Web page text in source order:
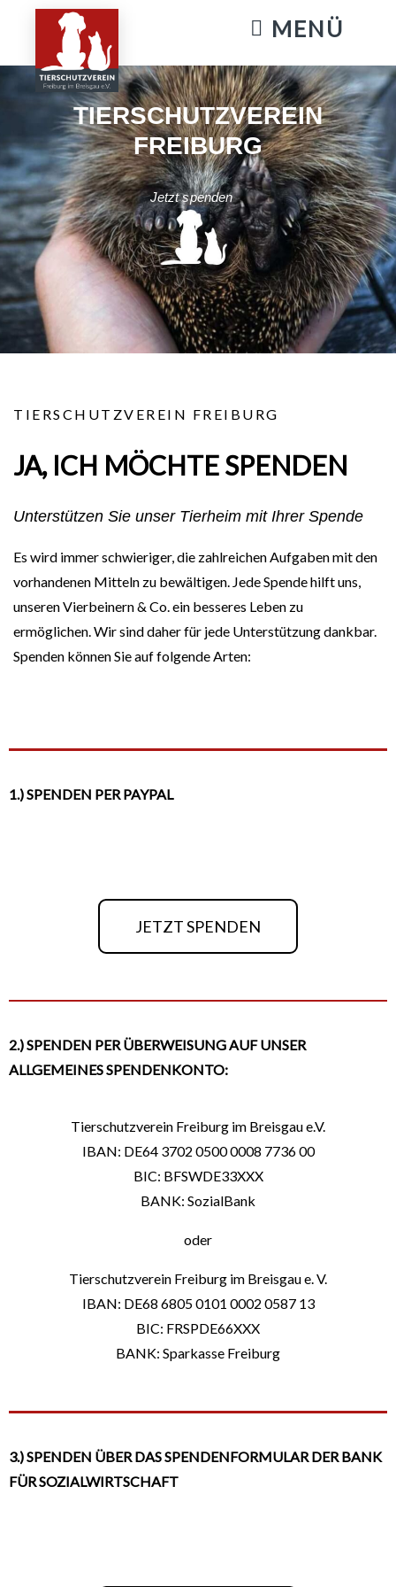
TIERSCHUTZVEREIN
FREIBURG
Jetzt spenden
TIERSCHUTZVEREIN FREIBURG
JA, ICH MÖCHTE SPENDEN
Unterstützen Sie unser Tierheim mit Ihrer Spende
Es wird immer schwieriger, die zahlreichen Aufgaben mit den
vorhandenen Mitteln zu bewältigen. Jede Spende hilft uns,
unseren Vierbeinern & Co. ein besseres Leben zu
ermöglichen. Wir sind daher für jede Unterstützung dankbar.
Spenden können Sie auf folgende Arten:
1.) SPENDEN PER PAYPAL
JETZT SPENDEN
2.) SPENDEN PER ÜBERWEISUNG AUF UNSER
ALLGEMEINES SPENDENKONTO:
Tierschutzverein Freiburg im Breisgau e.V.
IBAN: DE64 3702 0500 0008 7736 00
BIC: BFSWDE33XXX
BANK: SozialBank
oder
Tierschutzverein Freiburg im Breisgau e. V.
IBAN: DE68 6805 0101 0002 0587 13
BIC: FRSPDE66XXX
BANK: Sparkasse Freiburg
3.) SPENDEN ÜBER DAS SPENDENFORMULAR DER BANK
FÜR SOZIALWIRTSCHAFT